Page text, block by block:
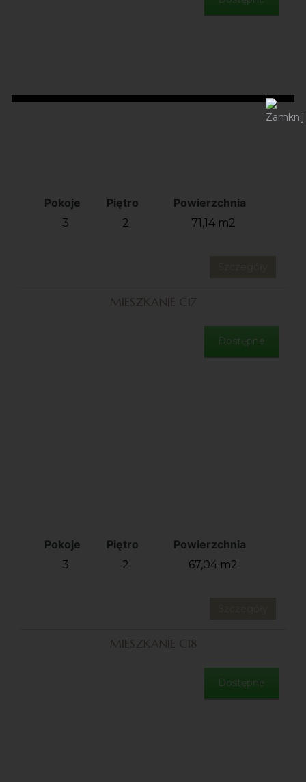
Pokoje Piętro Powierzchnia
3 2 71,14 m2
MIESZKANIE C17
Dostępne
Pokoje Piętro Powierzchnia
3 2 67,04 m2
MIESZKANIE C18
Dostępne